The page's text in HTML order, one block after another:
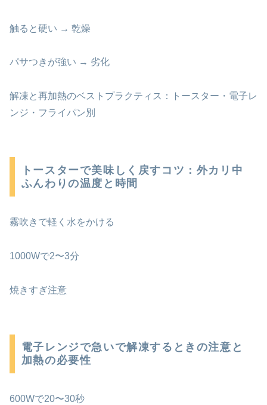
触ると硬い → 乾燥
パサつきが強い → 劣化
解凍と再加熱のベストプラクティス：トースター・電子レ
ンジ・フライパン別
トースターで美味しく戻すコツ：外カリ中
ふんわりの温度と時間
霧吹きで軽く水をかける
1000Wで2〜3分
焼きすぎ注意
電子レンジで急いで解凍するときの注意と
加熱の必要性
600Wで20〜30秒